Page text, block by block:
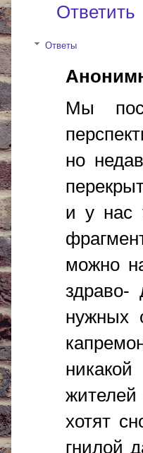
Ответить
Ответы
Мы
но
и у нас
можно
здраво-
нужных
хотят
гнилой